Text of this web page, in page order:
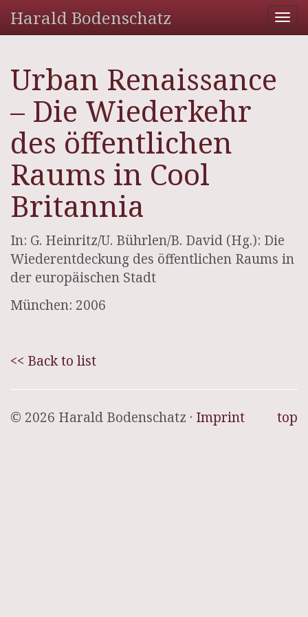
Harald Bodenschatz
Urban Renaissance
– Die Wiederkehr
des öffentlichen
Raums in Cool
Britannia
In: G. Heinritz/U. Bührlen/B. David (Hg.): Die
Wiederentdeckung des öffentlichen Raums in
der europäischen Stadt
München: 2006
<< Back to list
top
© 2026 Harald Bodenschatz · Imprint